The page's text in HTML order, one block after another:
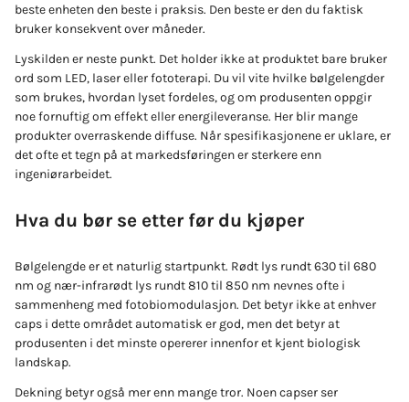
beste enheten den beste i praksis. Den beste er den du faktisk
bruker konsekvent over måneder.
Lyskilden er neste punkt. Det holder ikke at produktet bare bruker
ord som LED, laser eller fototerapi. Du vil vite hvilke bølgelengder
som brukes, hvordan lyset fordeles, og om produsenten oppgir
noe fornuftig om effekt eller energileveranse. Her blir mange
produkter overraskende diffuse. Når spesifikasjonene er uklare, er
det ofte et tegn på at markedsføringen er sterkere enn
ingeniørarbeidet.
Hva du bør se etter før du kjøper
Bølgelengde er et naturlig startpunkt. Rødt lys rundt 630 til 680
nm og nær-infrarødt lys rundt 810 til 850 nm nevnes ofte i
sammenheng med fotobiomodulasjon. Det betyr ikke at enhver
caps i dette området automatisk er god, men det betyr at
produsenten i det minste opererer innenfor et kjent biologisk
landskap.
Dekning betyr også mer enn mange tror. Noen capser ser